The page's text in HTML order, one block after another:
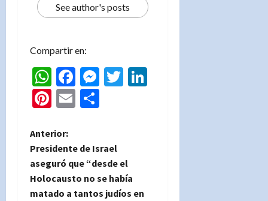
See author's posts
Compartir en:
WhatsApp
Facebook
Messenger
Twitter
Pinterest
Email
N
a
v
Anterior:
Presidente de Israel
aseguró que “desde el
Holocausto no se había
matado a tantos judíos en